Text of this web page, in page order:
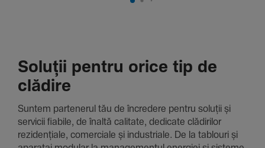
Soluții pentru orice tip de
clădire
Suntem parte­nerul tău de încre­dere pentru soluții și
servicii fiabile, de înaltă cali­tate, dedi­cate clădi­rilor
rezi­den­țiale, comer­ciale și indus­triale. De la tablouri și